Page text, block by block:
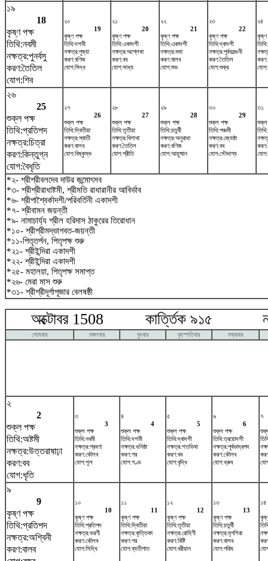
১৯
18
কৃষ্ণ পক্ষ
তিথি:নবমী
নক্ষত্র:পুনর্বসু
করণ:তৈতিল
যোগ:শিব
২০
19
কৃষ্ণ পক্ষ
তিথি:দশমী
নক্ষত্র:পুষ্যা
করণ:বণিজ
যোগ:সিদ্ধ
২১
20
কৃষ্ণ পক্ষ
তিথি:একাদশী
নক্ষত্র:অশ্লেষা
করণ:বব
যোগ:সাধ্য
২২
21
কৃষ্ণ পক্ষ
তিথি:একাদশী
নক্ষত্র:মঘা
করণ:বালব
যোগ:শুভ
২৩
22
কৃষ্ণ পক্ষ
তিথি:দ্বাদশী
নক্ষত্র:পূর্বফাল্গুনী
করণ:তৈতিল
যোগ:শুক্র
২৪
কৃষ্ণ
২৬
25
শুক্ল পক্ষ
তিথি:প্রতিপদ
নক্ষত্র:চিত্রা
করণ:কিন্তুগ্ন
যোগ:বৈধৃতি
২৭
26
শুক্ল পক্ষ
তিথি:দ্বিতীয়া
নক্ষত্র:স্বাতী
করণ:বালব
যোগ:বিষ্কুম্ভ
২৮
27
শুক্ল পক্ষ
তিথি:তৃতীয়া
নক্ষত্র:বিশাখা
করণ:তৈতিল
যোগ:প্রীতি
২৯
28
শুক্ল পক্ষ
তিথি:চতুর্থী
নক্ষত্র:অনুরাধা
করণ:বণিজ
যোগ:আয়ুষ্মান
৩০
29
শুক্ল পক্ষ
তিথি:পঞ্চমী
নক্ষত্র:জ্যেষ্ঠা
করণ:বব
যোগ:সৌভাগ্য
৩১
শুক্ল
*২- শ্রীশ্রীবলদেব দাউর জন্মোৎসব
*৩- শ্রীশ্রীরাধাষ্টমী, শ্রীমতি রাধারানীর আবির্ভাব
*৬- শ্রীপাশ্বৈর্কাদশী/পরিবর্তিনী একাদশী
*৭- শ্রীবামন জয়ন্তী
*৯- নামাচার্য্য শ্রীল হরিদাস ঠাকুরের তিরোধান
*১০- শ্রীশ্রীমদ্ভাগবত-জয়ন্তী
*১১-পিতৃতর্পন, পিতৃপক্ষ শুরু
*২১- শ্রীইন্দিরা একাদশী
*২২- শ্রীইন্দিরা একাদশী
*২৫- মহালয়া, পিতৃপক্ষ সমাপ্ত
*২৬- মেরা মাস শুরু
*৩১- শ্রীশ্রীদূর্গাপূজার বেলষষ্ঠী
অক্টোবর 1508 কার্ত্তিক ৯১৫
সোমবার মঙ্গলবার বুধবার বৃহস্পতিবার শুক্রবার
২
2
শুক্ল পক্ষ
তিথি:অষ্টমী
নক্ষত্র:উত্তরাষাঢ়া
করণ:বব
যোগ:ধৃতি
৩
3
শুক্ল পক্ষ
তিথি:নবমী
নক্ষত্র:শ্রবণা
করণ:কৌলব
যোগ:শূল
৪
4
শুক্ল পক্ষ
তিথি:দশমী
নক্ষত্র:ধনিষ্ঠা
করণ:গর
যোগ:গণ্ড
৫
5
শুক্ল পক্ষ
তিথি:দ্বাদশী
নক্ষত্র:শতভিষ‌া
করণ:বব
যোগ:বৃদ্ধি
৬
6
শুক্ল পক্ষ
তিথি:ত্রয়োদশী
নক্ষত্র:পূর্বভাদ্রপদ
করণ:কৌলব
যোগ:ধ্রুব
৭
৯
9
কৃষ্ণ পক্ষ
তিথি:প্রতিপদ
নক্ষত্র:অশ্বিনী
করণ:বালব
১০
10
কৃষ্ণ পক্ষ
তিথি:প্রতিপদ
নক্ষত্র:ভরণী
করণ:কৌলব
যোগ:সিদ্ধি
১১
11
কৃষ্ণ পক্ষ
তিথি:দ্বিতীয়া
নক্ষত্র:কৃত্তিকা
করণ:গর
যোগ:ব্যতীপাত
১২
12
কৃষ্ণ পক্ষ
তিথি:তৃতীয়া
নক্ষত্র:রোহিণী
করণ:বিষ্টি
যোগ:বরীয়ান
১৩
13
কৃষ্ণ পক্ষ
তিথি:চতুর্থী
নক্ষত্র:মৃগশিরা
করণ:বালব
যোগ:পরিঘ
১৪